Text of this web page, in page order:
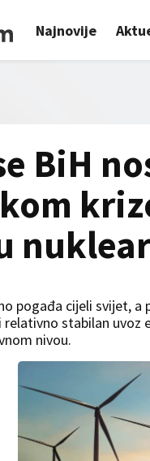
Najnovije
BiH
pogađa cijeli svijet, a
stabilan uvoz
nivou.